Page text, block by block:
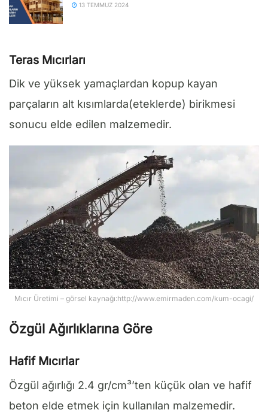
13 TEMMUZ 2024
Teras Mıcırları
Dik ve yüksek yamaçlardan kopup kayan
parçaların alt kısımlarda(eteklerde) birikmesi
sonucu elde edilen malzemedir.
Mıcır Üretimi – görsel kaynağı:http://www.emirmaden.com/kum-ocagi/
Özgül Ağırlıklarına Göre
Hafif Mıcırlar
Özgül ağırlığı 2.4 gr/cm³’ten küçük olan ve hafif
beton elde etmek için kullanılan malzemedir.